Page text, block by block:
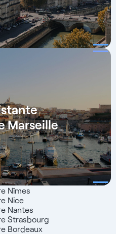
Marseille
Nîmes
Nice
Nantes
Strasbourg
Bordeaux